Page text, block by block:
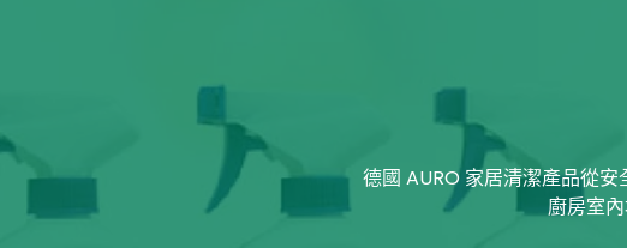
德國 AURO 家居清潔產品從
廚房室